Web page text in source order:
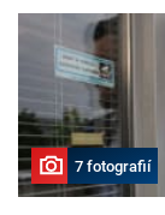
7 fotografií